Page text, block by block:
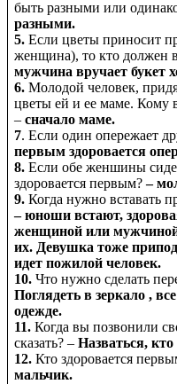
быть разными или
разными.
5. Если цветы приносит
женщина), то кто должен
мужчина вручает букет
6. Молодой человек,
цветы ей и ее маме. Кому
– сначало маме.
7. Если один опережает
первым здоровается
8. Если обе женшины
здоровается первым?–
9. Когда нужно вставать
– юноши встают,
женщиной или
их. Девушка тоже
идет пожилой человек.
10. Что нужно сделать
Поглядеть в зеркало ,
одежде.
11. Когда вы позвонили
сказать? – Назваться, кто
12. Кто здоровается
мальчик.